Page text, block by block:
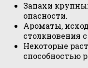
Запахи
опасности.
Ароматы,
столкновения
Некоторые
способностью